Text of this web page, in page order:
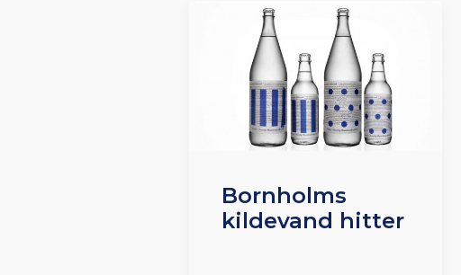
Bornholms
kildevand hitter